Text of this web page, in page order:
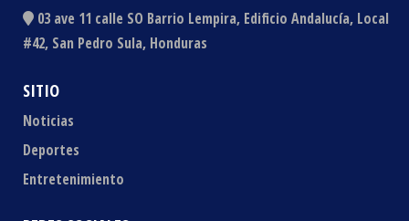
03 ave 11 calle SO Barrio Lempira, Edificio Andalucía, Local
#42, San Pedro Sula, Honduras
SITIO
Noticias
Deportes
Entretenimiento